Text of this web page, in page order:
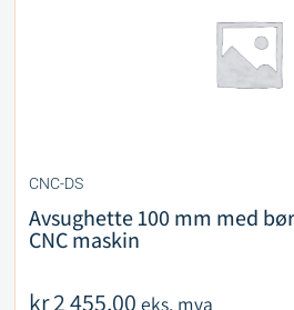
CNC-DS
Avsughette 100 mm med
CNC maskin
kr2 455,00 eks. mva